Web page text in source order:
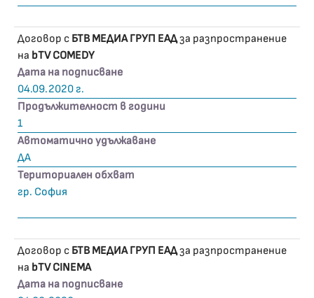
Договор с БТВ МЕДИА ГРУП ЕАДза разпространение
на bTV COMEDY
Дата на подписване
04.09.2020 г.
Продължителност в години
1
Автоматично удължаване
ДА
Териториален обхват
гр. София
Договор с БТВ МЕДИА ГРУП ЕАДза разпространение
на bTV CINEMA
Дата на подписване